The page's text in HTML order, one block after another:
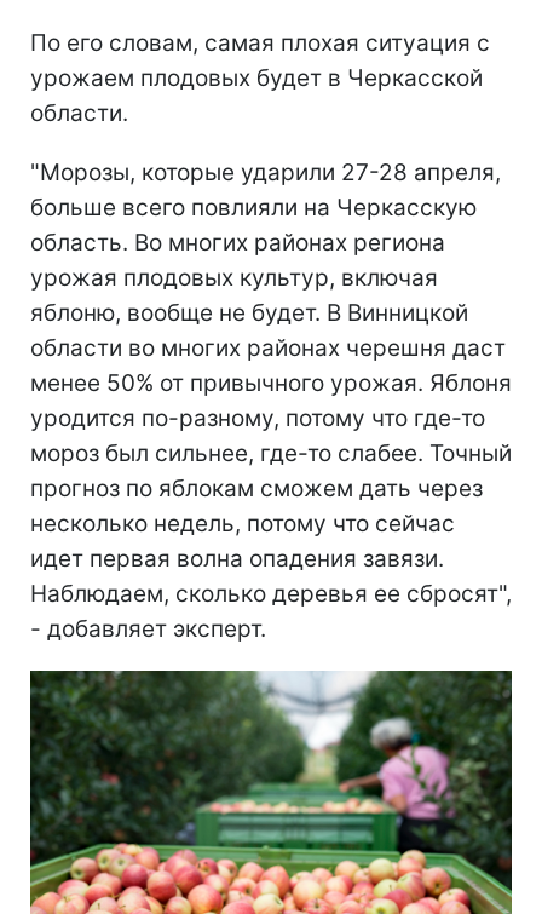
По его словам, самая плохая ситуация с
урожаем плодовых будет в Черкасской
области.
"Морозы, которые ударили 27-28 апреля,
больше всего повлияли на Черкасскую
область. Во многих районах региона
урожая плодовых культур, включая
яблоню, вообще не будет. В Винницкой
области во многих районах черешня даст
менее 50% от привычного урожая. Яблоня
уродится по-разному, потому что где-то
мороз был сильнее, где-то слабее. Точный
прогноз по яблокам сможем дать через
несколько недель, потому что сейчас
идет первая волна опадения завязи.
Наблюдаем, сколько деревья ее сбросят",
- добавляет эксперт.